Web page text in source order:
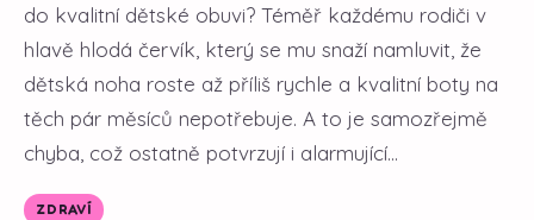
do kvalitní dětské obuvi? Téměř každému rodiči v
hlavě hlodá červík, který se mu snaží namluvit, že
dětská noha roste až příliš rychle a kvalitní boty na
těch pár měsíců nepotřebuje. A to je samozřejmě
chyba, což ostatně potvrzují i alarmující...
ZDRAVÍ